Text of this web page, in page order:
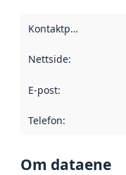
Kontaktpunkt
Nettside:
E-post:
Telefon:
Om dataene